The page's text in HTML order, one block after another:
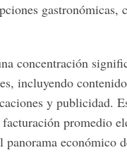
gastronómicas,
concentración
incluyendo
y publicidad.
promedio
panorama económico